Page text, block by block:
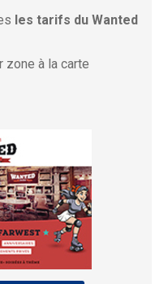
les tarifs du Wanted
zone à la carte